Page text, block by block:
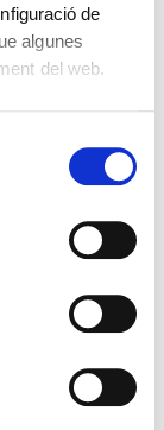
de
algunes
del web.